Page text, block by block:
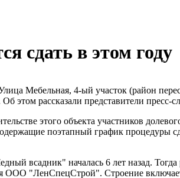
сдать в этом году
Мебельная, 4-ый участок (район
этом рассказали представители пресс-
этого объекта участников
поэтапный график
всадник" началась 6 лет назад.
ООО "ЛенСпецСтрой". Строение